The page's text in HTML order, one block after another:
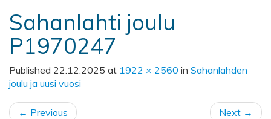
Sahanlahti joulu
P1970247
Published 22.12.2025 at 1922 × 2560 in Sahanlahden
joulu ja uusi vuosi
← Previous Next →